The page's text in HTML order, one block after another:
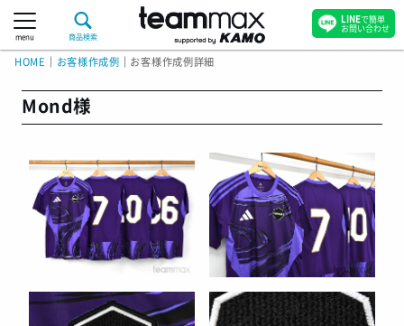
menu 商品検索
HOME お客様作成例 お客様作成例詳細
Mond様
LINEで簡単
お問い合わせ